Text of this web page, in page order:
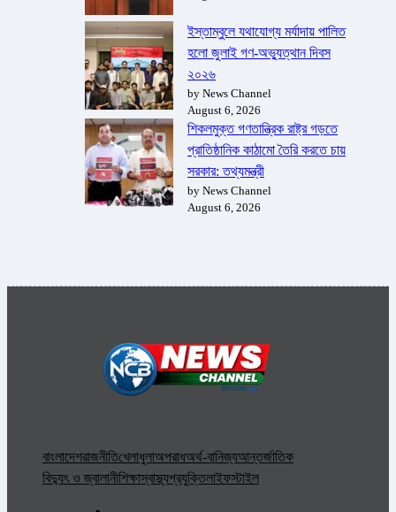
ইস্তাম্বুলে যথাযোগ্য মর্যাদায় পালিত
হলো জুলাই গণ-অভ্যুত্থান দিবস
২০২৬
by News Channel
August 6, 2026
শিকলমুক্ত গণতান্ত্রিক রাষ্ট্র গড়তে
প্রাতিষ্ঠানিক কাঠামো তৈরি করতে চায়
সরকার: তথ্যমন্ত্রী
by News Channel
August 6, 2026
বাংলাদেশরাজনীতিখেলাধুলাঅপরাধঅর্থ-বানিজ্যআন্তর্জাতিক
বিদ্যুৎ ও জ্বালানীশিক্ষাস্বাস্থ্যপ্রযুক্তিলাইফস্টাইল